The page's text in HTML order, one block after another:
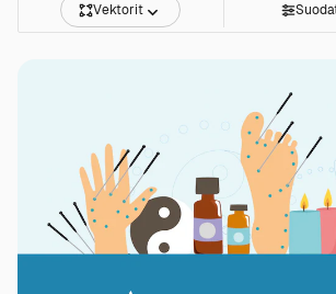
Vektorit